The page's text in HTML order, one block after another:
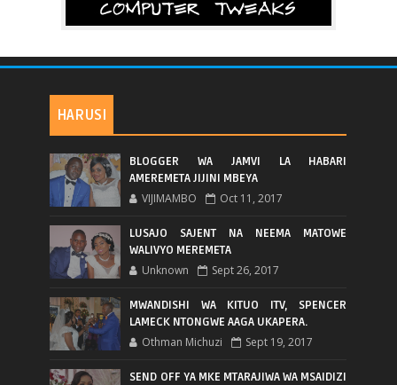
HARUSI
BLOGGER WA JAMVI LA HABARI
AMEREMETA JIJINI MBEYA
VIJIMAMBO Oct 11, 2017
LUSAJO SAJENT NA NEEMA MATOWE
WALIVYO MEREMETA
Unknown Sept 26, 2017
MWANDISHI WA KITUO ITV, SPENCER
LAMECK NTONGWE AAGA UKAPERA.
Othman Michuzi Sept 19, 2017
SEND OFF YA MKE MTARAJIWA WA MSAIDIZI